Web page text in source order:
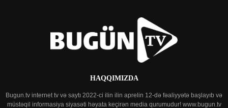
HAQQIMIZDA
Bugun.tv internet tv və saytı 2022-ci ilin ilin aprelin 12-də fəaliyyətə başlayıb və
müstəqil informasiya siyasəti həyata keçirən media qurumudur! www.bugun.tv